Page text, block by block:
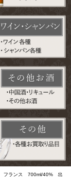
フランス 700ml/40% 出